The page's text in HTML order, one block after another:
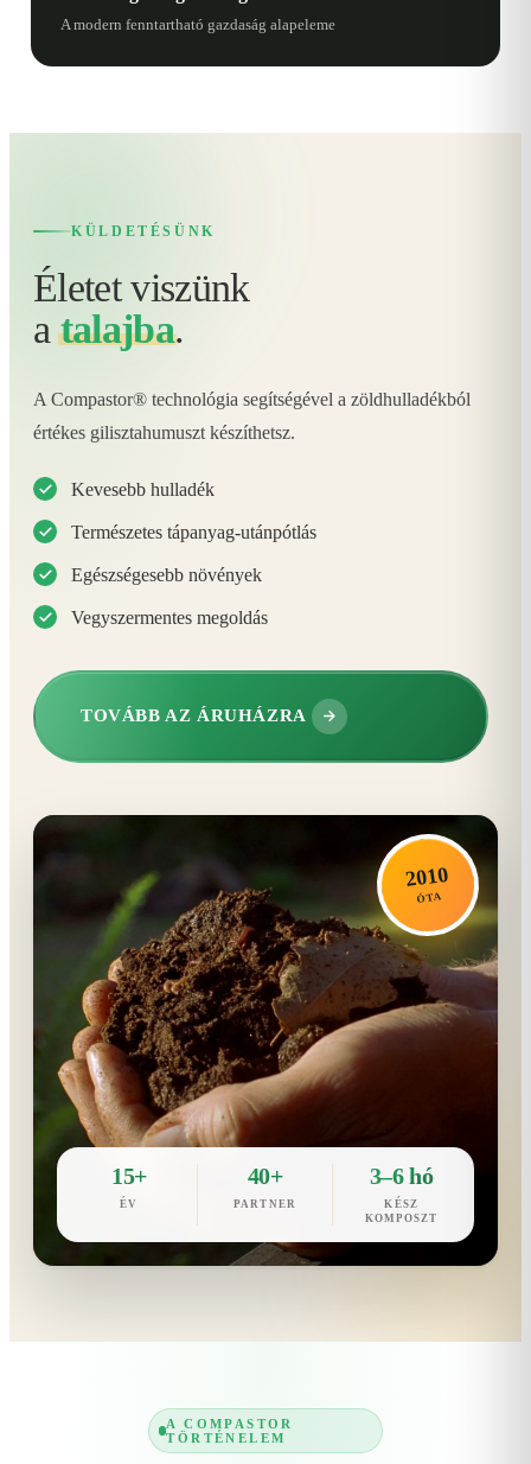
A modern fenntartható gazdaság alapeleme
KÜLDETÉSÜNK
Életet viszünk
atalajba.
A Compastor® technológia segítségével a zöldhulladékból
értékes gilisztahumuszt készíthetsz.
Kevesebb hulladék
Természetes tápanyag-utánpótlás
Egészségesebb növények
Vegyszermentes megoldás
TOVÁBB AZ ÁRUHÁZRA
2010
ÓTA
15+
ÉV
40+
PARTNER
3–6 hó
KÉSZ
KOMPOSZT
A COMPASTOR
TÖRTÉNELEM